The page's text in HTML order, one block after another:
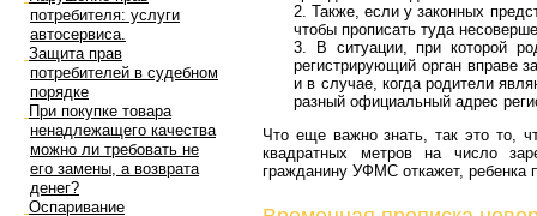
потребителя: услуги
автосервиса.
Защита прав
потребителей в судебном
порядке
При покупке товара
ненадлежащего качества
можно ли требовать не
его замены, а возврата
денег?
Оспаривание
Также, если у законных
чтобы прописать туда
В ситуации, при которой
регистрирующий орган вправе
и в случае, когда родители
разный официальный адрес
Что еще важно знать, так это то,
квадратных метров на число
гражданину УФМС откажет, ребенка